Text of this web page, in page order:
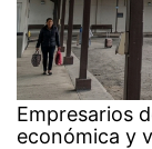
Empresarios
económica y